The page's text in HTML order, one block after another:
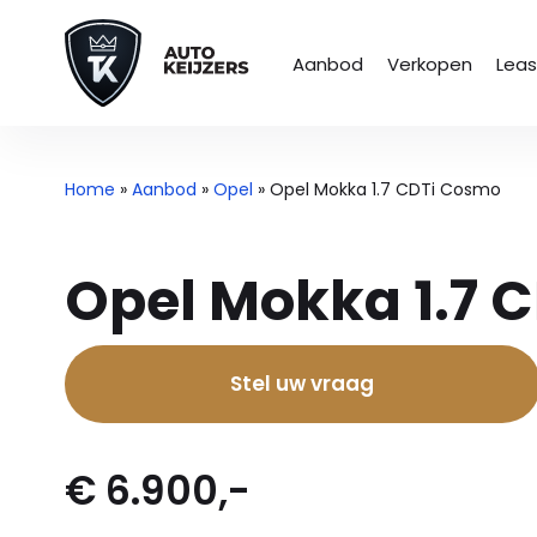
Aanbod Verkopen
Home » Aanbod » Opel » Opel Mokka 1.7 CDTi Cosmo
Opel Mokka 1.7
Stel uw vraag
€ 6.900,-